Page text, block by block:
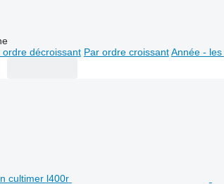
ordre décroissant Par ordre croissant Année -